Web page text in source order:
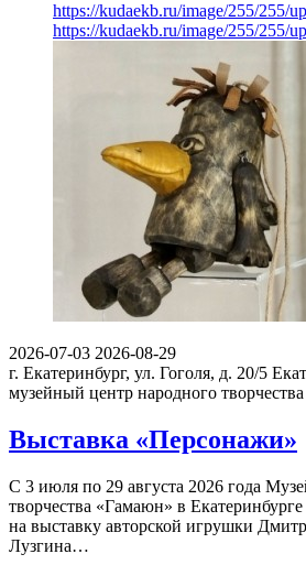
https://kudaekb.ru/image/255/255/
https://kudaekb.ru/image/255/255/
2026-07-03 2026-08-29
г. Екатеринбург, ул. Гоголя, д. 20/5
музейный центр народного
Выставка «Персонажи»
С 3 июля по 29 августа 2026 года
творчества «Гамаюн» в
на выставку авторской игрушки
Лузгина…